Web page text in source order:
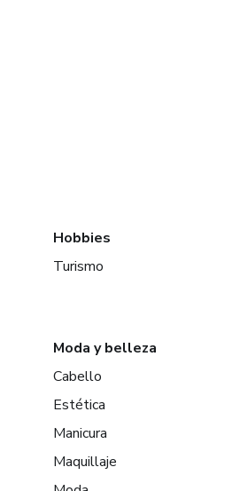
Hobbies
Turismo
Moda y belleza
Cabello
Estética
Manicura
Maquillaje